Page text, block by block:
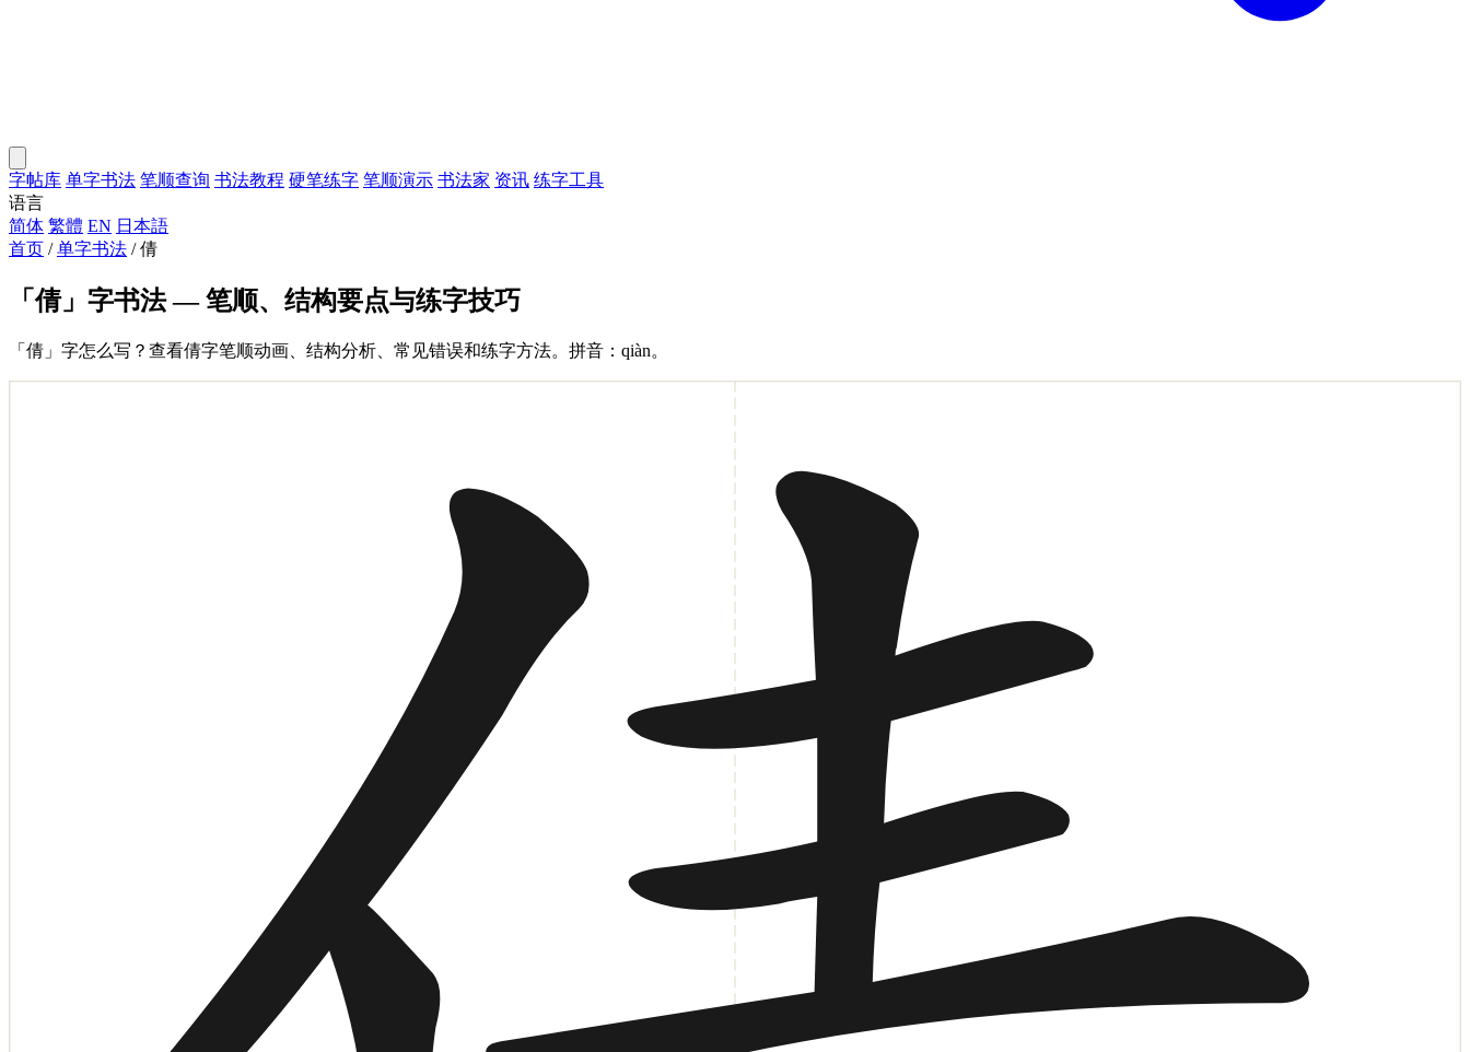
字帖库 单字书法 笔顺查询 书法教程 硬笔练字 笔顺演示 书法家 资讯 练字工具
语言
简体 繁體 EN 日本語
首页 / 单字书法 / 倩
「倩」字书法 — 笔顺、结构要点与练字技巧
「倩」字怎么写？查看倩字笔顺动画、结构分析、常见错误和练字方法。拼音：qiàn。